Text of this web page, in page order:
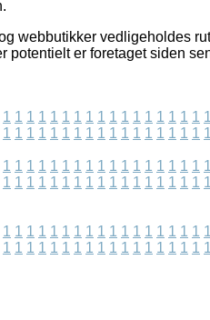
webbutikker vedligeholdes
potentielt er foretaget siden
1 1 1 1 1 1 1 1 1 1 1 1 1 1 1 1 1 1
1 1 1 1 1 1 1 1 1 1 1 1 1 1 1 1 1 1
1 1 1 1 1 1 1 1 1 1 1 1 1 1 1 1 1 1
1 1 1 1 1 1 1 1 1 1 1 1 1 1 1 1 1 1
1 1 1 1 1 1 1 1 1 1 1 1 1 1 1 1 1 1
1 1 1 1 1 1 1 1 1 1 1 1 1 1 1 1 1 1